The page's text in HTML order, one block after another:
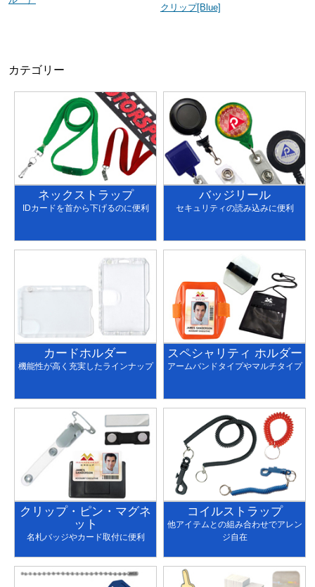
クリップ[Blue]
カテゴリー
ネックストラップ
IDカードを首から下げるのに便利
バッジリール
セキュリティの読み込みに便利
カードホルダー
機能性が高く充実したラインナップ
スペシャリティ ホルダー
アームバンドタイプやマルチタイプ
クリップ・ピン・マグネ
ット
名札バッジやカード取付に便利
コイルストラップ
他アイテムとの組み合わせでアレン
ジ自在